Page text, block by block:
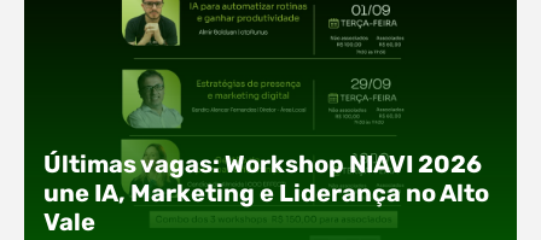
Últimas vagas: Workshop NIAVI 2026
une IA, Marketing e Liderança no Alto
Vale